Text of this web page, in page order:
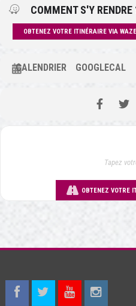
COMMENT S'Y RENDRE
OBTENEZ VOTRE ITINÉRAIRE VIA WAZE
CALENDRIER GOOGLECAL
OBTENEZ VOTRE